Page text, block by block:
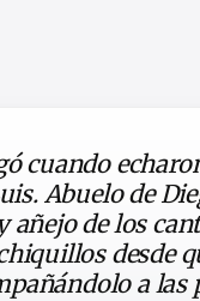
cuando
Abuelo de
añejo de los
desde
a las